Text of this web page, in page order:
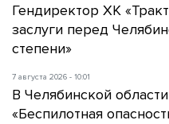
Гендиректор ХК
заслуги перед
степени»
7 августа 2026 - 10:01
В Челябинской
«Беспилотная